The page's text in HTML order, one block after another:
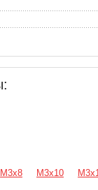
М3х8 М3х10